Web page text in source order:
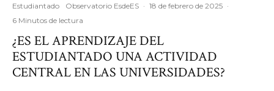
Estudiantado Observatorio EsdeES · 18 de febrero de 2025 ·
6 Minutos de lectura
¿ES EL APRENDIZAJE DEL
ESTUDIANTADO UNA ACTIVIDAD
CENTRAL EN LAS UNIVERSIDADES?